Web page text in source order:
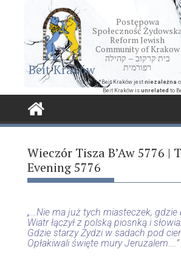
Beit Kraków
Postępowa
Społeczność
Reform Jewish
Community of Krakow
בית קרקוב – קהילה
רפורמית
*Beit Kraków jest niezależna
Beit Kraków is unrelated to
Wieczór Tisza B’Aw 5776 |
Evening 5776
„…Nie ma już tych miasteczek, gdzie
Wiatr łączył z polską piosnką i
Gdzie starzy Żydzi w sadach pod
Opłakiwali święte mury